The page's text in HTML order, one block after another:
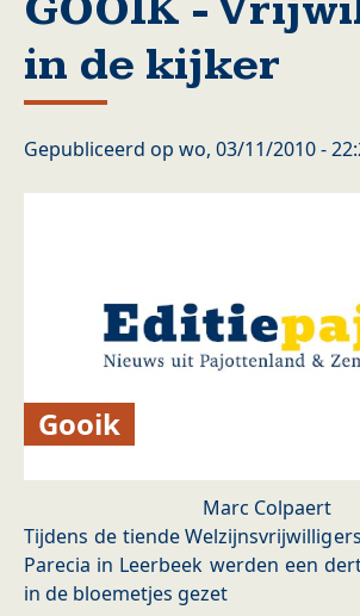
in de kijker
Gepubliceerd op wo, 03/11/2010 -
Gooik
Marc Colpaert
Tijdens de tiende
Parecia in Leerbeek werden een
in de bloemetjes gezet